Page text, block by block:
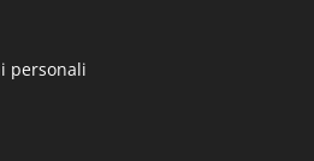
personali